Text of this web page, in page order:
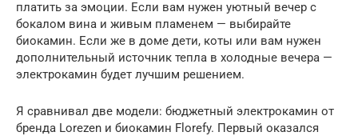
платить за эмоции. Если вам нужен уютный вечер с
бокалом вина и живым пламенем — выбирайте
биокамин. Если же в доме дети, коты или вам нужен
дополнительный источник тепла в холодные вечера —
электрокамин будет лучшим решением.
Я сравнивал две модели: бюджетный электрокамин от
бренда Lorezen и биокамин Florefy. Первый оказался